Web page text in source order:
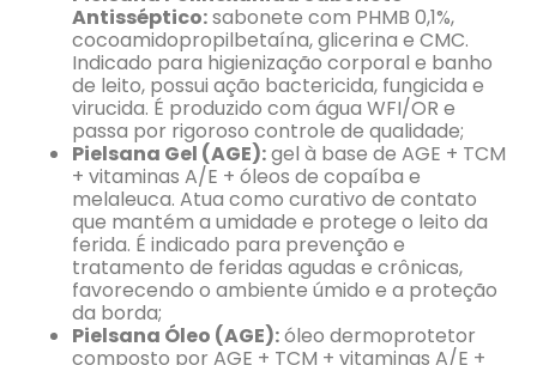
Antisséptico:sabonete com PHMB 0,1%,
cocoamidopropilbetaína, glicerina e CMC.
Indicado para higienização corporal e banho
de leito, possui ação bactericida, fungicida e
virucida. É produzido com água WFI/OR e
passa por rigoroso controle de qualidade;
Pielsana Gel (AGE):gel à base de AGE + TCM
+ vitaminas A/E + óleos de copaíba e
melaleuca. Atua como curativo de contato
que mantém a umidade e protege o leito da
ferida. É indicado para prevenção e
tratamento de feridas agudas e crônicas,
favorecendo o ambiente úmido e a proteção
da borda;
Pielsana Óleo (AGE):óleo dermoprotetor
composto por AGE + TCM + vitaminas A/E +